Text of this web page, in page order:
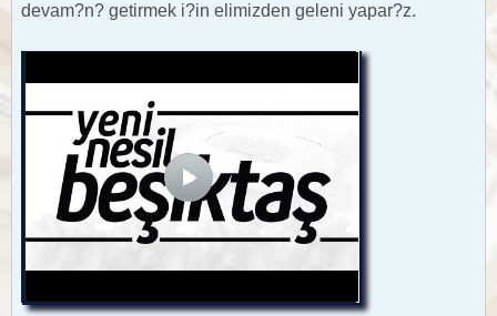
devam?n? getirmek i?in elimizden geleni yapar?z.